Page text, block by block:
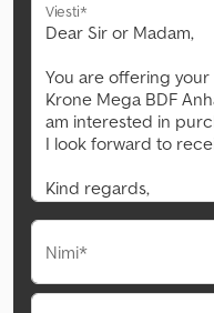
Viesti*
Nimi*